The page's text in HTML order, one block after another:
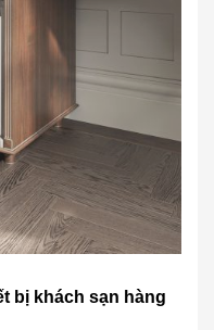
bị khách sạn hàng